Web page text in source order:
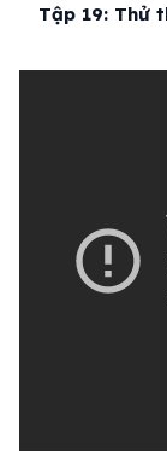
Tập 19: Thử